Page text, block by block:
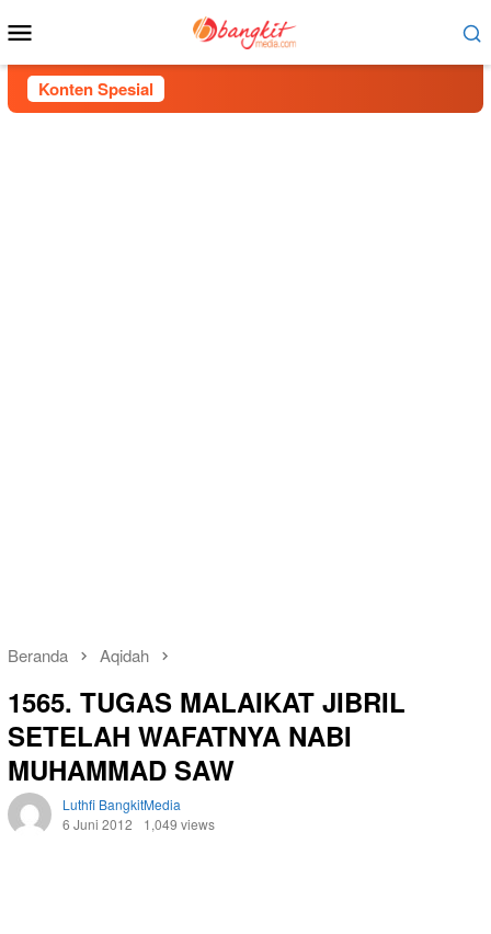
Mobile
Konten Spesial
Beranda Aqidah
1565. TUGAS MALAIKAT JIBRIL
SETELAH WAFATNYA NABI
MUHAMMAD SAW
Luthfi BangkitMedia
6 Juni 2012
1,049 views